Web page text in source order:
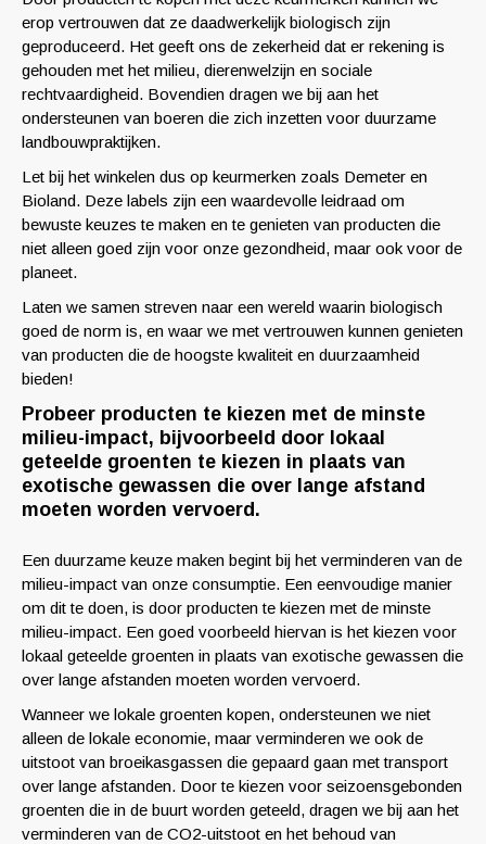
erop vertrouwen dat ze daadwerkelijk biologisch zijn
geproduceerd. Het geeft ons de zekerheid dat er rekening is
gehouden met het milieu, dierenwelzijn en sociale
rechtvaardigheid. Bovendien dragen we bij aan het
ondersteunen van boeren die zich inzetten voor duurzame
landbouwpraktijken.
Let bij het winkelen dus op keurmerken zoals Demeter en
Bioland. Deze labels zijn een waardevolle leidraad om
bewuste keuzes te maken en te genieten van producten die
niet alleen goed zijn voor onze gezondheid, maar ook voor de
planeet.
Laten we samen streven naar een wereld waarin biologisch
goed de norm is, en waar we met vertrouwen kunnen genieten
van producten die de hoogste kwaliteit en duurzaamheid
bieden!
Probeer producten te kiezen met de minste
milieu-impact, bijvoorbeeld door lokaal
geteelde groenten te kiezen in plaats van
exotische gewassen die over lange afstand
moeten worden vervoerd.
Een duurzame keuze maken begint bij het verminderen van de
milieu-impact van onze consumptie. Een eenvoudige manier
om dit te doen, is door producten te kiezen met de minste
milieu-impact. Een goed voorbeeld hiervan is het kiezen voor
lokaal geteelde groenten in plaats van exotische gewassen die
over lange afstanden moeten worden vervoerd.
Wanneer we lokale groenten kopen, ondersteunen we niet
alleen de lokale economie, maar verminderen we ook de
uitstoot van broeikasgassen die gepaard gaan met transport
over lange afstanden. Door te kiezen voor seizoensgebonden
groenten die in de buurt worden geteeld, dragen we bij aan het
verminderen van de CO2-uitstoot en het behoud van